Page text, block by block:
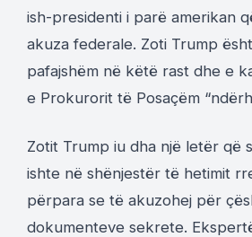
ish-presidenti i parë amerikan
akuza federale. Zoti Trump
pafajshëm në këtë rast dhe e
e Prokurorit të Posaçëm
Zotit Trump iu dha një letër që
ishte në shënjestër të hetimit
përpara se të akuzohej për
dokumenteve sekrete.